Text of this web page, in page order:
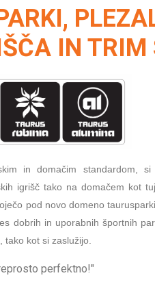
IN TRIM
in domačim standardom, si
igrišč tako na domačem kot
pod novo domeno
dobrih in uporabnih športnih
kot si zaslužijo.
perfektno!"